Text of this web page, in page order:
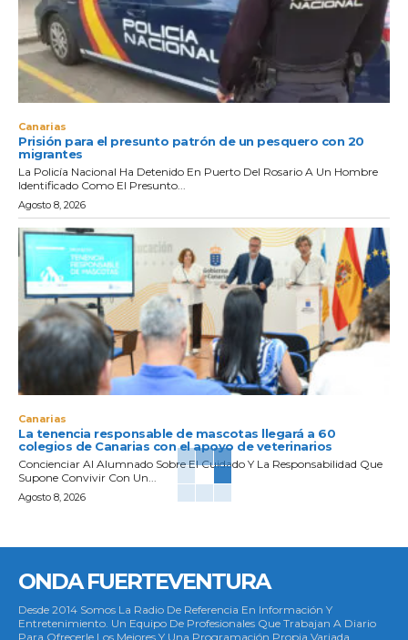
Canarias
Prisión para el presunto patrón de un pesquero con 20
migrantes
La Policía Nacional Ha Detenido En Puerto Del Rosario A Un Hombre
Identificado Como El Presunto...
Agosto 8, 2026
Canarias
La tenencia responsable de mascotas llegará a 60
colegios de Canarias con el apoyo de veterinarios
Concienciar Al Alumnado Sobre El Cuidado Y La Responsabilidad Que
Supone Convivir Con Un...
Agosto 8, 2026
ONDA FUERTEVENTURA
Desde 2014 Somos La Radio De Referencia En Información Y
Entretenimiento. Un Equipo De Profesionales Que Trabajan A Diario
Para Ofrecerle Los Mejores Y Una Programación Propia Variada.